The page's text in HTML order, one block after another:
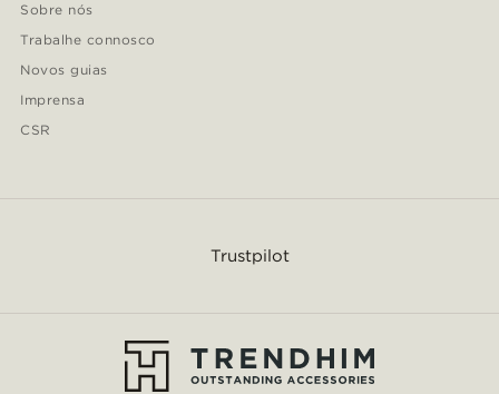
Sobre nós
Trabalhe connosco
Novos guias
Imprensa
CSR
Trustpilot